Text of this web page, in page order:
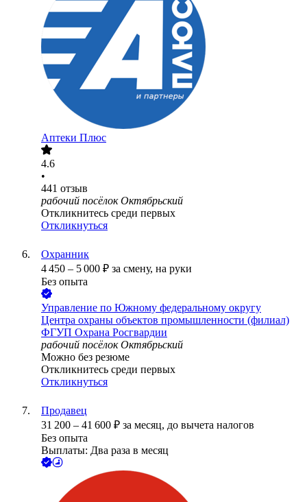
Аптеки Плюс
4.6
•
441 отзыв
рабочий посёлок Октябрьский
Откликнитесь среди первых
Откликнуться
Охранник
4 450 – 5 000 ₽ за смену, на руки
Без опыта
Управление по Южному федеральному округу
Центра охраны объектов промышленности (филиал)
ФГУП Охрана Росгвардии
рабочий посёлок Октябрьский
Можно без резюме
Откликнитесь среди первых
Откликнуться
Продавец
31 200 – 41 600 ₽ за месяц, до вычета налогов
Без опыта
Выплаты: Два раза в месяц